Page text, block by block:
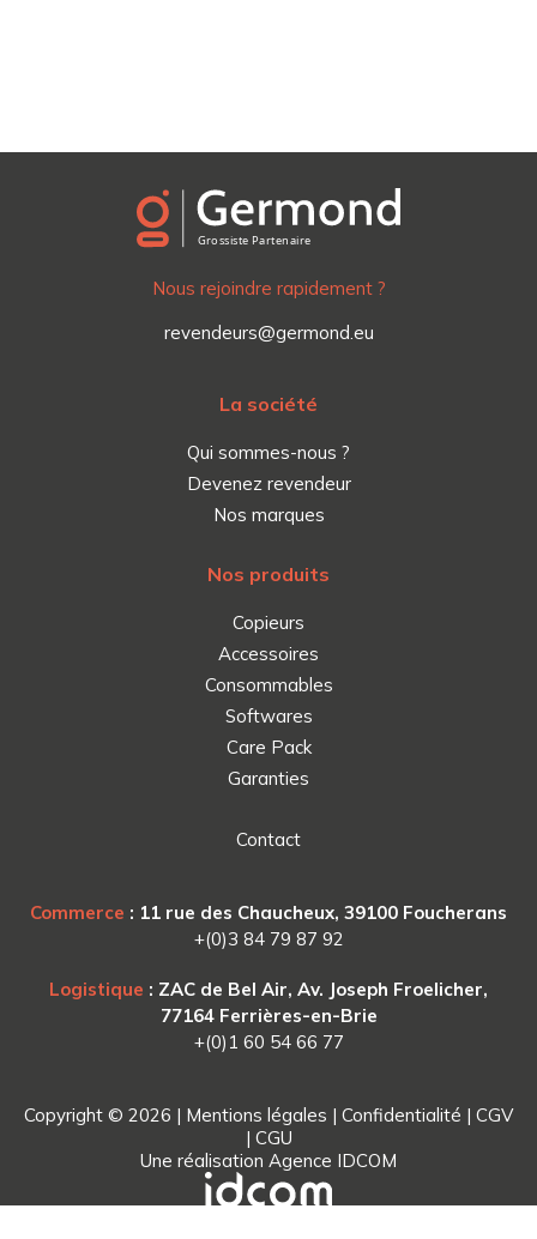
Nous rejoindre rapidement ?
revendeurs@germond.eu
La société
Qui sommes-nous ?
Devenez revendeur
Nos marques
Nos produits
Copieurs
Accessoires
Consommables
Softwares
Care Pack
Garanties
Contact
Commerce : 11 rue des Chaucheux, 39100 Foucherans
+(0)3 84 79 87 92
Logistique : ZAC de Bel Air, Av. Joseph Froelicher,
77164 Ferrières-en-Brie
+(0)1 60 54 66 77
Copyright © 2026 | Mentions légales | Confidentialité | CGV
| CGU
Une réalisation Agence IDCOM